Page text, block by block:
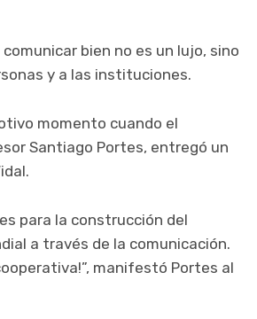
bien no es un lujo, sino
y a las instituciones.
momento cuando el
Santiago Portes, entregó un
para la construcción del
a través de la comunicación.
manifestó Portes al